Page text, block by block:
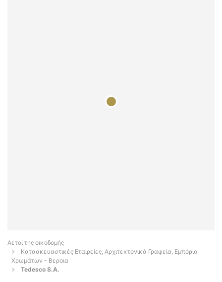
Αετοί της οικοδομής
Κατασκευαστικές Εταιρείες, Αρχιτεκτονικά Γραφεία, Εμπόριο
Χρωμάτων - Βεροια
Tedesco S.A.